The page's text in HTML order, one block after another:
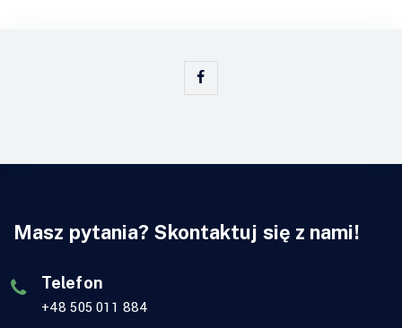
Masz pytania? Skontaktuj się z nami!
Telefon
+48 505 011 884